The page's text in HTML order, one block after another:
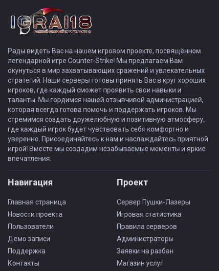
Рады видеть Вас на нашем игровом проекте, посвящённом
легендарной игре Counter-Strike! Мы предлагаем Вам
окунуться в мир захватывающих сражений и увлекательных
стратегий. Наши серверы готовы принять Вас в круг хороших
игроков, где каждый сможет проявить свои навыки и
таланты. Мы гордимся нашей отзывчивой администрацией,
которая всегда готова помочь и поддержать игроков. Мы
стремимся создать дружелюбную и позитивную атмосферу,
где каждый игрок будет чувствовать себя комфортно и
уверенно. Присоединяйтесь к нам и наслаждайтесь приятной
игрой! Вместе мы создадим незабываемые моменты и яркие
впечатления.
Навигация
Главная страница
Новости проекта
Пользователи
Демо записи
Поддержка
Контакты
Проект
Сервер Пушки-Лазеры
Игровая статистика
Правила серверов
Администраторы
Заявки на разбан
Магазин услуг